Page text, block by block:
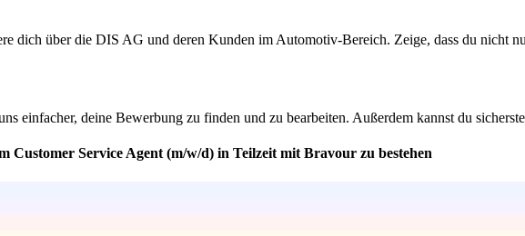
dich über die DIS AG und deren Kunden im Automotiv-Bereich. Zeige, dass du nicht
einfacher, deine Bewerbung zu finden und zu bearbeiten. Außerdem kannst du
Customer Service Agent (m/w/d) in Teilzeit mit Bravour zu bestehen